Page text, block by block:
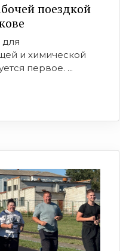
поездкой
и химической
первое. ...